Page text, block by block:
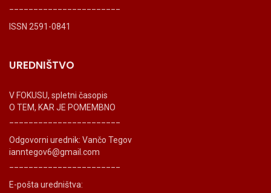
ISSN 2591-0841
UREDNIŠTVO
V FOKUSU, spletni časopis
O TEM, KAR JE POMEMBNO
Odgovorni urednik: Vančo Tegov
ianntegov6@gmail.com
E-pošta uredništva: